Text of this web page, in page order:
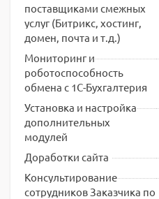
поставщиками смежных
услуг (Битрикс, хостинг,
домен, почта и т.д.)
Мониторинг и
роботоспособность
обмена с 1С-Бухгалтерия
Установка и настройка
дополнительных
модулей
Доработки сайта
Консультирование
сотрудников Заказчика по